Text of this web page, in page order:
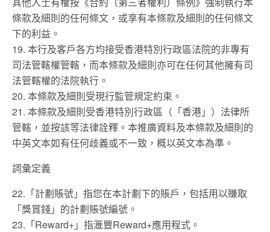
條款及細則的任何條文，或享有本條款及細則的任何條文
下的利益。
19. 本行及客戶各方均接受香港特別行政區法院的非專有
司法管轄權管轄，而本條款及細則亦可在任何其他擁有司
法管轄權的法院執行。
20. 本條款及細則受現行監管規定約束。
21. 本條款及細則受香港特別行政區（「香港」）法律所
管轄，並按該等法律詮釋。本推廣資料及本條款及細則的
中英文本如有任何歧義或不一致，概以英文本為準。
詞彙定義
22.「計劃賬號」指您在本計劃下的賬戶，包括用以賺取
「獎賞錢」的計劃賬號編號。
23.「Reward+」指滙豐Reward+應用程式。